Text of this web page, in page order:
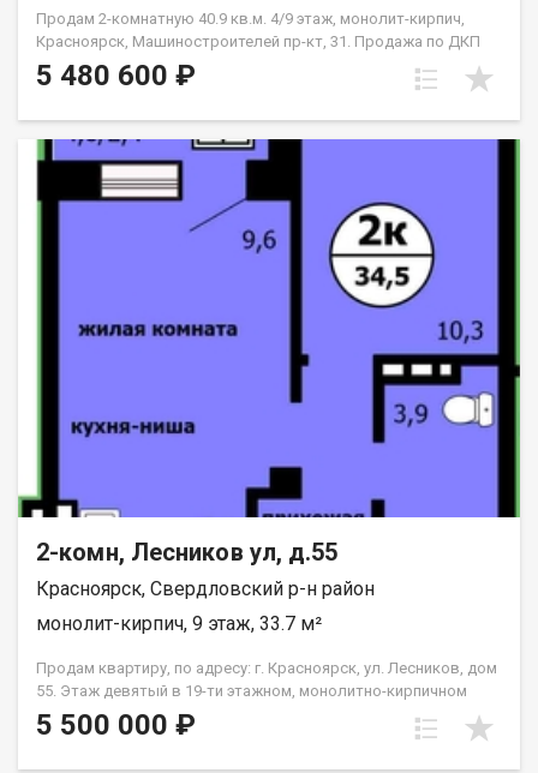
Продам 2-комнатную 40.9 кв.м. 4/9 этаж, монолит-кирпич,
Красноярск, Машиностроителей пр-кт, 31. Продажа по ДКП
НЕ ОТ ЗАСТРОЙЩИКА
5 480 600 ₽
2-комн, Лесников ул, д.55
Красноярск, Свердловский р-н район
монолит-кирпич, 9 этаж, 33.7 м²
Продам квартиру, по адресу: г. Красноярск, ул. Лесников, дом
55. Этаж девятый в 19-ти этажном, монолитно-кирпичном
доме. Общая площадь- 33.7 кв.м., кухня-гостиная-14,6 кв.м.,
спальня--10,3 кв.м. Предчистовая отделка от застройщика.
5 500 000 ₽